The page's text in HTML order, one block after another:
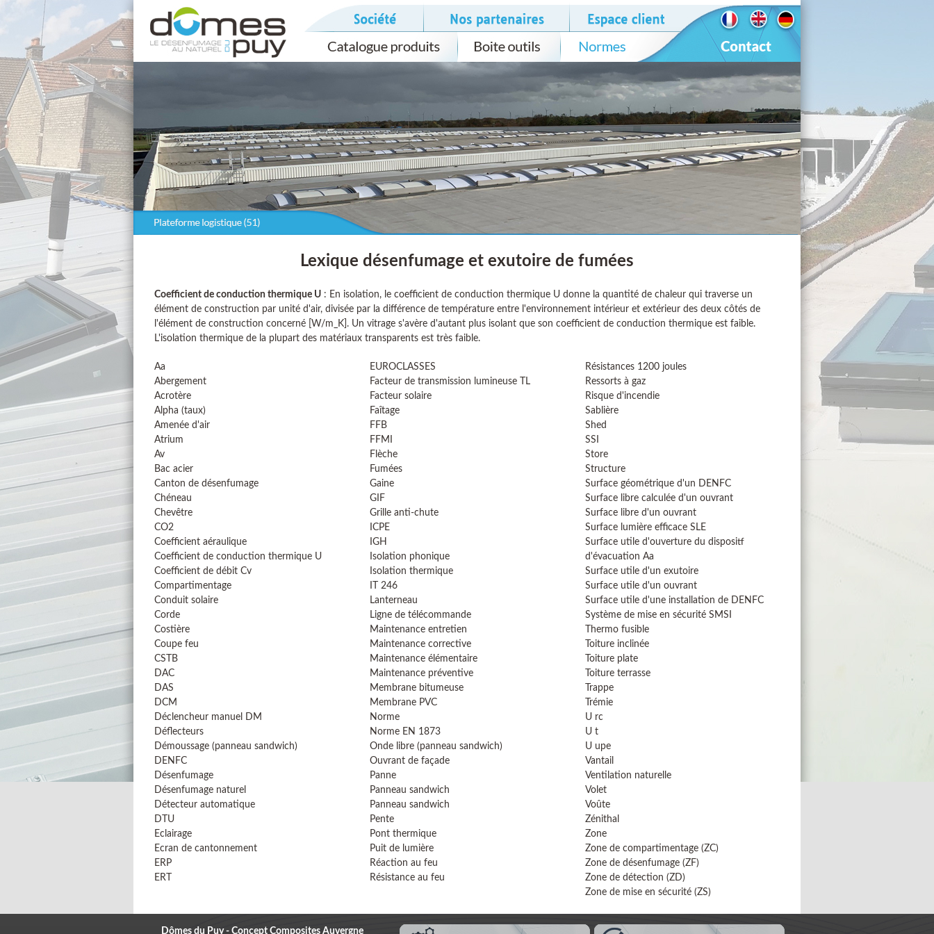
Lexique désenfumage et exutoire de fumées
Coefficient de conduction thermique U : En isolation, le coefficient de conduction thermique U donne la quantité de chaleur qui traverse un
élément de construction par unité d'air, divisée par la différence de température entre l'environnement intérieur et extérieur des deux côtés de
l'élément de construction concerné [W/m_K]. Un vitrage s'avère d'autant plus isolant que son coefficient de conduction thermique est faible.
L'isolation thermique de la plupart des matériaux transparents est très faible.
Aa
Abergement
Acrotère
Alpha (taux)
Amenée d'air
Atrium
Av
Bac acier
Canton de désenfumage
Chéneau
Chevêtre
CO2
Coefficient aéraulique
Coefficient de conduction thermique U
Coefficient de débit Cv
Compartimentage
Conduit solaire
Corde
Costière
Coupe feu
CSTB
DAC
DAS
DCM
Déclencheur manuel DM
Déflecteurs
Démoussage (panneau sandwich)
DENFC
Désenfumage
Désenfumage naturel
Détecteur automatique
DTU
Eclairage
Ecran de cantonnement
ERP
ERT
EUROCLASSES
Facteur de transmission lumineuse TL
Facteur solaire
Faîtage
FFB
FFMI
Flèche
Fumées
Gaine
GIF
Grille anti-chute
ICPE
IGH
Isolation phonique
Isolation thermique
IT 246
Lanterneau
Ligne de télécommande
Maintenance entretien
Maintenance corrective
Maintenance élémentaire
Maintenance préventive
Membrane bitumeuse
Membrane PVC
Norme
Norme EN 1873
Onde libre (panneau sandwich)
Ouvrant de façade
Panne
Panneau sandwich
Panneau sandwich
Pente
Pont thermique
Puit de lumière
Réaction au feu
Résistance au feu
Résistances 1200 joules
Ressorts à gaz
Risque d'incendie
Sablière
Shed
SSI
Store
Structure
Surface géométrique d'un DENFC
Surface libre calculée d'un ouvrant
Surface libre d'un ouvrant
Surface lumière efficace SLE
Surface utile d'ouverture du dispositf
d'évacuation Aa
Surface utile d'un exutoire
Surface utile d'un ouvrant
Surface utile d'une installation de DENFC
Système de mise en sécurité SMSI
Thermo fusible
Toiture inclinée
Toiture plate
Toiture terrasse
Trappe
Trémie
U rc
U t
U upe
Vantail
Ventilation naturelle
Volet
Voûte
Zénithal
Zone
Zone de compartimentage (ZC)
Zone de désenfumage (ZF)
Zone de détection (ZD)
Zone de mise en sécurité (ZS)
Dômes du Puy - Concept Composites Auvergne